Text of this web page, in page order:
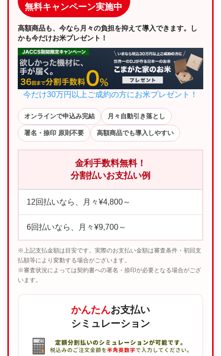
無料キャンペーン実施中
高額商品も、今なら月々の負担を抑えて導入できます。し
かも今だけお米プレゼント！
今だけ30万円以上ご成約の方にお米プレゼント！
オンラインで申込み完結 月々自動引き落とし
署名・捺印 原則不要 高額商品でも導入しやすい
金利手数料無料！
分割払いお支払い例
12回払いなら、月々¥4,800～
6回払いなら、月々¥9,700～
※上記支払金額は目安です。実際のお支払い金額は審査条件・初回支
払額等により変動する場合がございます。
※審査状況によっては契約書への署名・捺印が必要となる場合がござ
います。
かんたんお支払い
シミュレーション